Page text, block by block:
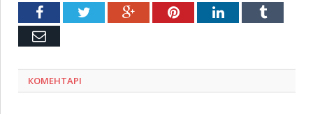
FacebookTwitter Google+PinterestLinkedInTumblr
Емейл
КОМЕНТАРІ